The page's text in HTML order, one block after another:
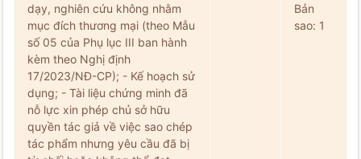
dạy, nghiên cứu không nhằm
mục đích thương mại (theo Mẫu
số 05 của Phụ lục III ban hành
kèm theo Nghị định
17/2023/NĐ-CP); - Kế hoạch sử
dụng; - Tài liệu chứng minh đã
nỗ lực xin phép chủ sở hữu
quyền tác giả về việc sao chép
tác phẩm nhưng yêu cầu đã bị
Bản
sao: 1